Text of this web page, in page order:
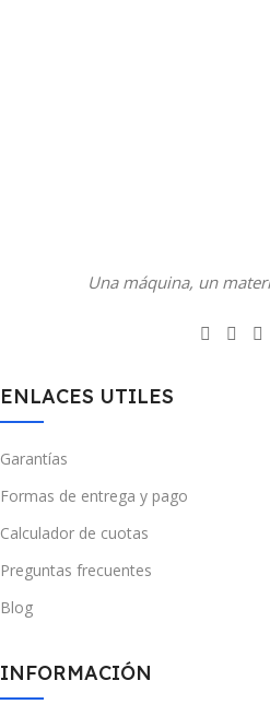
Una máquina, un
ENLACES UTILES
Garantías
Formas de entrega y pago
Calculador de cuotas
Preguntas frecuentes
Blog
INFORMACIÓN